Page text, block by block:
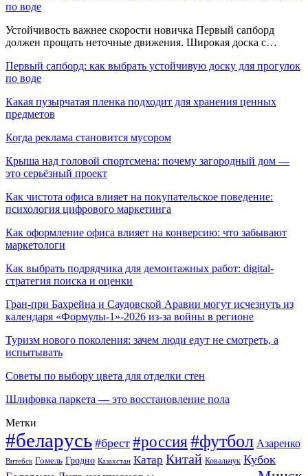
по воде
Устойчивость важнее скорости новичка Первый сапборд
должен прощать неточные движения. Широкая доска с…
Первый сапборд: как выбрать устойчивую доску для прогулок
по воде
Какая пузырчатая пленка подходит для хранения ценных
предметов
Когда реклама становится мусором
Крыша над головой спортсмена: почему загородный дом —
это серьёзный проект
Как чистота офиса влияет на покупательское поведение:
психология цифрового маркетинга
Как оформление офиса влияет на конверсию: что забывают
маркетологи
Как выбрать подрядчика для демонтажных работ: digital-
стратегия поиска и оценки
Гран-при Бахрейна и Саудовской Аравии могут исчезнуть из
календаря «Формулы-1»-2026 из-за войны в регионе
Туризм нового поколения: зачем люди едут не смотреть, а
испытывать
Советы по выбору цвета для отделки стен
Шлифовка паркета — это восстановление пола
Метки
#беларусь #брест #россия#футбол Азаренко
Витебск Гомель Гродно Казахстан Катар Китай Ковальчук Кубок